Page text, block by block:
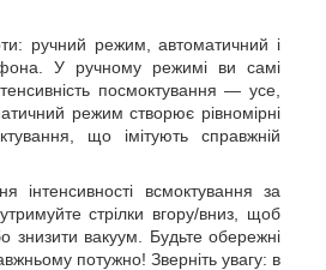
ручний режим, автоматичний і
У ручному режимі ви самі
посмоктування — усе,
режим створює рівномірні
що імітують справжній
інтенсивності всмоктування за
стрілки вгору/вниз, щоб
знизити вакуум. Будьте обережні
потужно! Зверніть увагу: в